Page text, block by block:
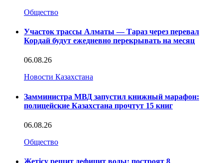
Общество
Участок трассы Алматы — Тараз через перевал
Кордай будут ежедневно перекрывать на месяц
06.08.26
Новости Казахстана
Замминистра МВД запустил книжный марафон:
полицейские Казахстана прочтут 15 книг
06.08.26
Общество
Жетісу решит дефицит воды: построят 8